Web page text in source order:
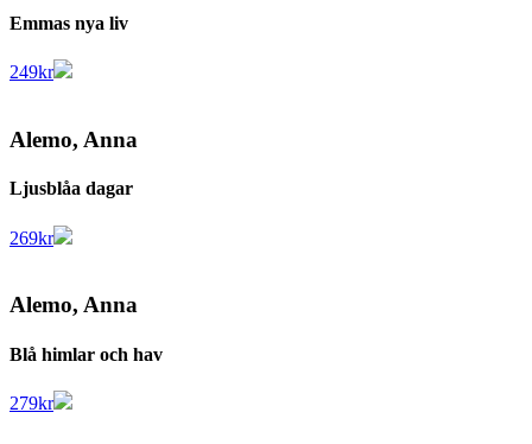
Emmas nya liv
249kr
Alemo, Anna
Ljusblåa dagar
269kr
Alemo, Anna
Blå himlar och hav
279kr